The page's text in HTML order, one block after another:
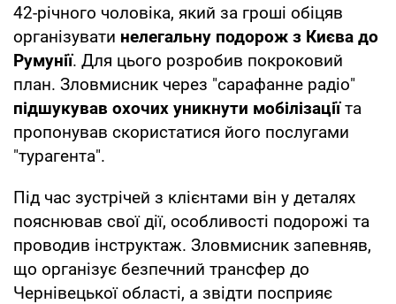
42-річного чоловіка, який за гроші обіцяв
організувати нелегальну подорож з Києва до
Румунії. Для цього розробив покроковий
план. Зловмисник через "сарафанне радіо"
підшукував охочих уникнути мобілізаціїта
пропонував скористатися його послугами
"турагента".
Під час зустрічей з клієнтами він у деталях
пояснював свої дії, особливості подорожі та
проводив інструктаж. Зловмисник запевняв,
що організує безпечний трансфер до
Чернівецької області, а звідти посприяє